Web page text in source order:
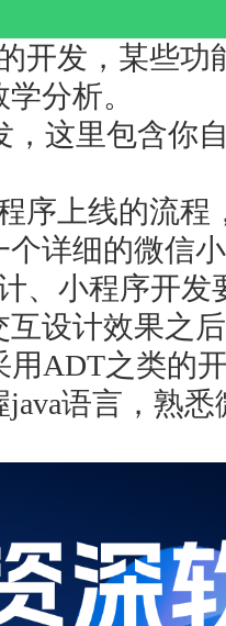
开发，某些
分析。
，这里包含你
序上线的流程
详细的微信
、小程序开
互设计效果之
ADT之类的
语言，熟